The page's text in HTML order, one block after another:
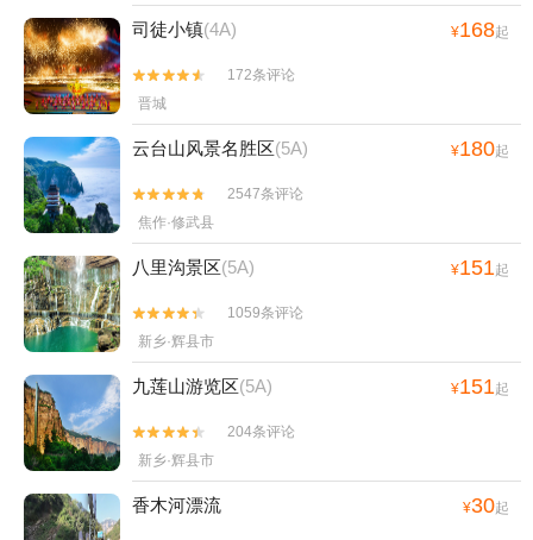
司徒小镇(4A) ¥168起


172条评论
晋城
云台山风景名胜区(5A) ¥180起


2547条评论
焦作·修武县
八里沟景区(5A) ¥151起


1059条评论
新乡·辉县市
九莲山游览区(5A) ¥151起


204条评论
新乡·辉县市
香木河漂流 ¥30起